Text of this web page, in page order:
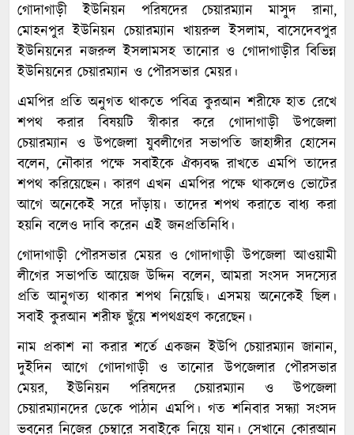
গোদাগাড়ী ইউনিয়ন পরিষদের চেয়ারম্যান মাসুদ রানা,
মোহনপুর ইউনিয়ন চেয়ারম্যান খায়রুল ইসলাম, বাসেদেবপুর
ইউনিয়নের নজরুল ইসলামসহ তানোর ও গোদাগাড়ীর বিভিন্ন
ইউনিয়নের চেয়ারম্যান ও পৌরসভার মেয়র।
এমপির প্রতি অনুগত থাকতে পবিত্র কুরআন শরীফে হাত রেখে
শপথ করার বিষয়টি স্বীকার করে গোদাগাড়ী উপজেলা
চেয়ারম্যান ও উপজেলা যুবলীগের সভাপতি জাহাঙ্গীর হোসেন
বলেন, নৌকার পক্ষে সবাইকে ঐক্যবদ্ধ রাখতে এমপি তাদের
শপথ করিয়েছেন। কারণ এখন এমপির পক্ষে থাকলেও ভোটের
আগে অনেকেই সরে দাঁড়ায়। তাদের শপথ করাতে বাধ্য করা
হয়নি বলেও দাবি করেন এই জনপ্রতিনিধি।
গোদাগাড়ী পৌরসভার মেয়র ও গোদাগাড়ী উপজেলা আওয়ামী
লীগের সভাপতি আয়েজ উদ্দিন বলেন, আমরা সংসদ সদস্যের
প্রতি আনুগত্য থাকার শপথ নিয়েছি। এসময় অনেকেই ছিল।
সবাই কুরআন শরীফ ছুঁয়ে শপথগ্রহণ করেছেন।
নাম প্রকাশ না করার শর্তে একজন ইউপি চেয়ারম্যান জানান,
দুইদিন আগে গোদাগাড়ী ও তানোর উপজেলার পৌরসভার
মেয়র, ইউনিয়ন পরিষদের চেয়ারম্যান ও উপজেলা
চেয়ারম্যানদের ডেকে পাঠান এমপি। গত শনিবার সন্ধ্যা সংসদ
ভবনের নিজের চেম্বারে সবাইকে নিয়ে যান। সেখানে কোরআন